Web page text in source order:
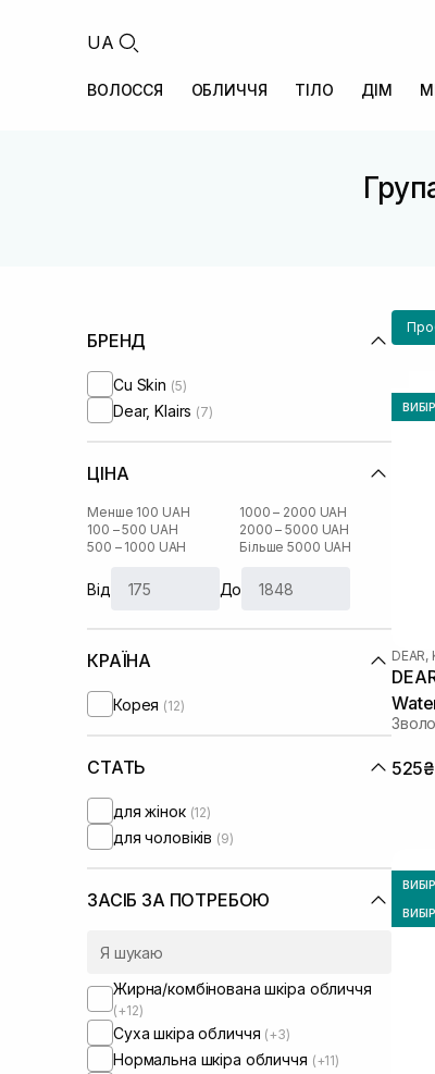
UA
ВОЛОССЯ ОБЛИЧЧЯ ТІЛО ДІМ
БРЕНД
Cu Skin (5)
Dear, Klairs (7)
ЦІНА
Менше 100 UAH
100 – 500 UAH
500 – 1000 UAH
1000 – 2000 UAH
2000 – 5000 UAH
Більше 5000 UAH
Від До
КРАЇНА
Корея (12)
СТАТЬ
для жінок (12)
для чоловіків (9)
ЗАСІБ ЗА ПОТРЕБОЮ
Жирна/комбінована шкіра обличчя
(+12)
Суха шкіра обличчя (+3)
Нормальна шкіра обличчя (+11)
DEAR,
525₴